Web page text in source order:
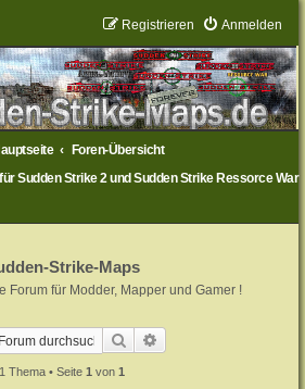
Anmelden
Registrieren
Foren-Übersicht
Sudden Strike 2 und Sudden Strike Ressorce War
Strike-Maps
Forum für Modder, Mapper und Gamer !
Suche
1 Thema • Seite 1 von 1